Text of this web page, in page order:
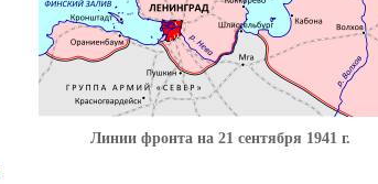
Линии фронта на 21 сентября 1941 г.